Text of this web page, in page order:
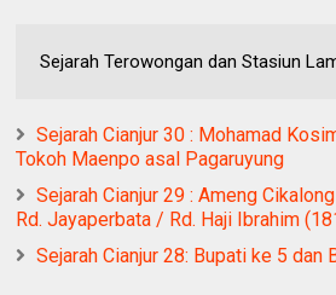
Sejarah Terowongan dan Stasiun
Sejarah Cianjur 30 : Mohamad
Tokoh Maenpo asal Pagaruyung
Sejarah Cianjur 29 : Ameng
Rd. Jayaperbata / Rd. Haji Ibrahim
Sejarah Cianjur 28: Bupati ke 5 dan